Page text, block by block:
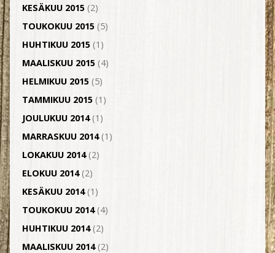
KESÄKUU 2015(2)
TOUKOKUU 2015(5)
HUHTIKUU 2015(1)
MAALISKUU 2015(4)
HELMIKUU 2015(5)
TAMMIKUU 2015(1)
JOULUKUU 2014(1)
MARRASKUU 2014(1)
LOKAKUU 2014(2)
ELOKUU 2014(2)
KESÄKUU 2014(1)
TOUKOKUU 2014(4)
HUHTIKUU 2014(2)
MAALISKUU 2014(2)